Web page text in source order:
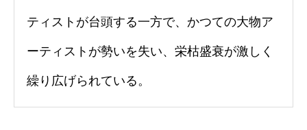
ティストが台頭する一方で、かつての大物ア
ーティストが勢いを失い、栄枯盛衰が激しく
繰り広げられている。